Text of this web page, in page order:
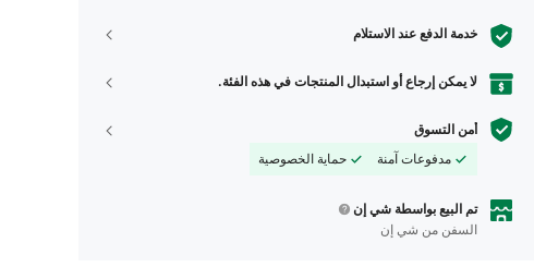
خدمة الدفع عند الاستلام
لا يمكن إرجاع أو استبدال المنتجات في هذه الفئة.
أمن التسوق
مدفوعات آمنة
حماية الخصوصية
تم البيع بواسطة شي إن
السفن من شي إن